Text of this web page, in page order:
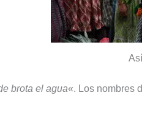
brota el agua«. Los nombres